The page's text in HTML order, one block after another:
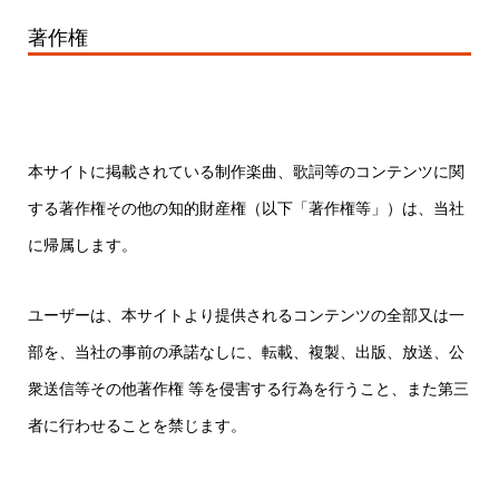
著作権
本サイトに掲載されている制作楽曲、歌詞等のコンテンツに関
する著作権その他の知的財産権（以下「著作権等」）は、当社
に帰属します。
ユーザーは、本サイトより提供されるコンテンツの全部又は一
部を、当社の事前の承諾なしに、転載、複製、出版、放送、公
衆送信等その他著作権 等を侵害する行為を行うこと、また第三
者に行わせることを禁じます。